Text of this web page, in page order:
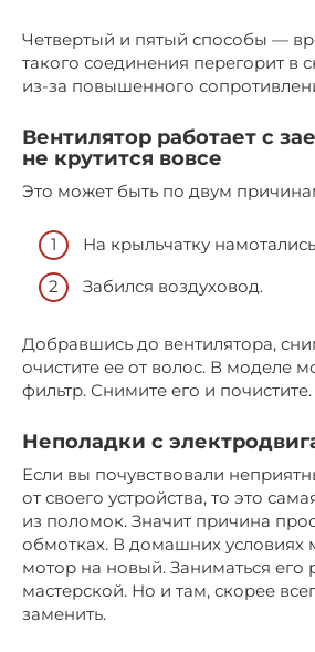
Четвертый и пятый способы —
такого соединения перегорит в
из-за повышенного
Вентилятор работает с
не крутится вовсе
Это может быть по двум
На крыльчатку
Забился воздуховод.
Добравшись до вентилятора,
очистите ее от волос. В моделе
фильтр. Снимите его и почистите.
Неполадки с
Если вы почувствовали
от своего устройства, то это
из поломок. Значит причина
обмотках. В домашних условиях
мотор на новый. Заниматься
мастерской. Но и там, скорее
заменить.